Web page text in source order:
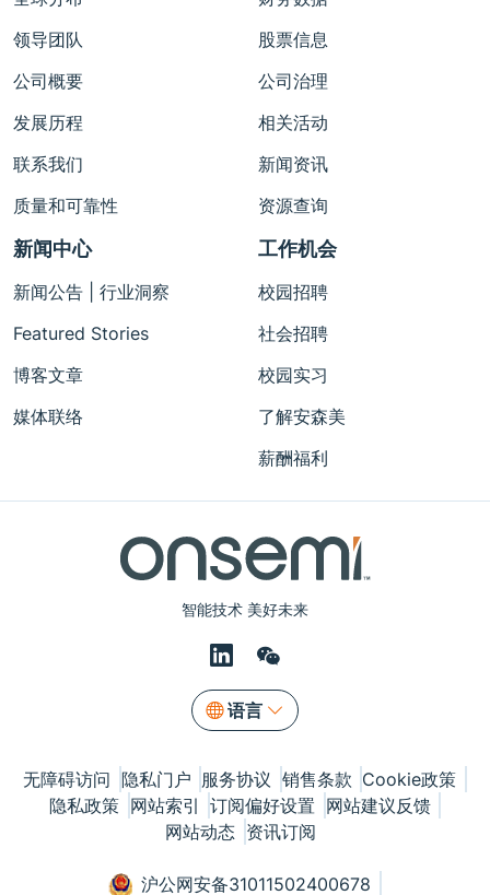
智能技术 美好未来
语言
领导团队
公司概要
发展历程
联系我们
质量和可靠性
股票信息
公司治理
相关活动
新闻资讯
资源查询
新闻中心
新闻公告 | 行业洞察
Featured Stories
博客文章
媒体联络
工作机会
校园招聘
社会招聘
校园实习
了解安森美
薪酬福利
无障碍访问 隐私门户 服务协议 销售条款 Cookie政策
隐私政策 网站索引 订阅偏好设置 网站建议反馈
网站动态 资讯订阅
沪公网安备31011502400678